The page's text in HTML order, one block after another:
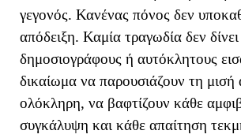
γεγονός. Κανένας πόνος δεν
απόδειξη. Καμία τραγωδία δεν
δημοσιογράφους ή αυτόκλητους
δικαίωμα να παρουσιάζουν τη μισή
ολόκληρη, να βαφτίζουν κάθε
συγκάλυψη και κάθε απαίτηση